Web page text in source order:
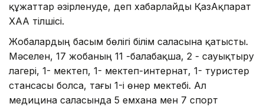
құжаттар әзірленуде, деп хабарлайды ҚазАқпарат
ХАА тілшісі.
Жобалардың басым бөлігі білім саласына қатысты.
Мәселен, 17 жобаның 11 -балабақша, 2 - сауықтыру
лагері, 1- мектеп, 1- мектеп-интернат, 1- туристер
стансасы болса, тағы 1-і өнер мектебі. Ал
медицина саласында 5 емхана мен 7 спорт